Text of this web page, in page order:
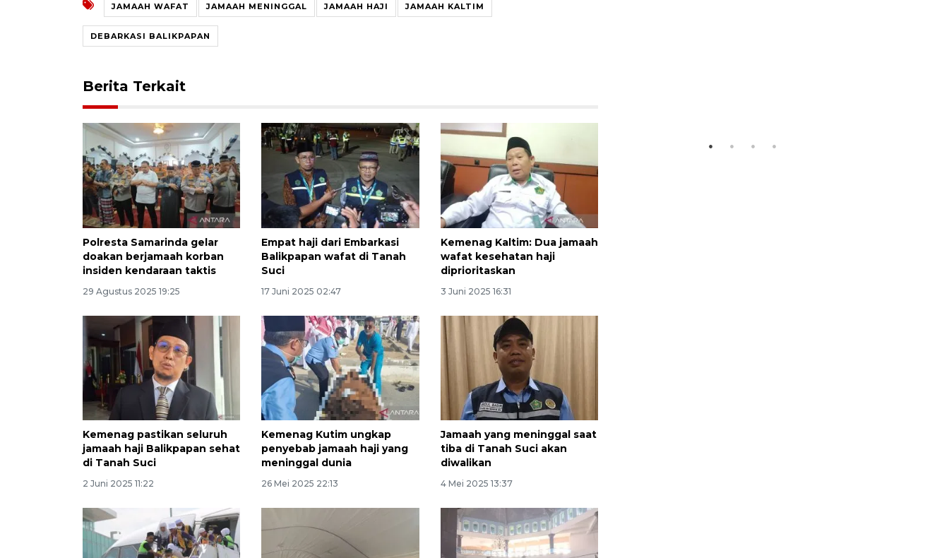
JAMAAH WAFAT JAMAAH MENINGGAL JAMAAH HAJI JAMAAH KALTIM
DEBARKASI BALIKPAPAN
Berita Terkait
Polresta Samarinda gelar
doakan berjamaah korban
insiden kendaraan taktis
29 Agustus 2025 19:25
Empat haji dari Embarkasi
Balikpapan wafat di Tanah
Suci
17 Juni 2025 02:47
Kemenag Kaltim: Dua jamaah
wafat kesehatan haji
diprioritaskan
3 Juni 2025 16:31
Kemenag pastikan seluruh
jamaah haji Balikpapan sehat
di Tanah Suci
2 Juni 2025 11:22
Kemenag Kutim ungkap
penyebab jamaah haji yang
meninggal dunia
26 Mei 2025 22:13
Jamaah yang meninggal saat
tiba di Tanah Suci akan
diwalikan
4 Mei 2025 13:37